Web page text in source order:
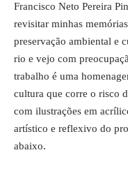
Francisco Neto Pereira
revisitar minhas
preservação ambiental e
rio e vejo com
trabalho é uma
cultura que corre o risco
com ilustrações em
artístico e reflexivo do
abaixo.